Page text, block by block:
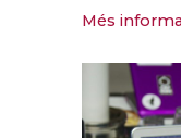
Més